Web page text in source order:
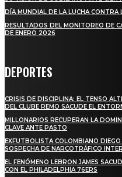
DÍA MUNDIAL DE LA LUCHA
RESULTADOS DEL MONITOREO DE
DE ENERO 2026
DEPORTES
CRISIS DE DISCIPLINA: EL TENSO
DEL CLUBE REMO SACUDE EL
MILLONARIOS RECUPERAN LA
CLAVE ANTE PASTO
EXFUTBOLISTA COLOMBIANO
SOSPECHA DE NARCOTRÁFICO
EL FENÓMENO LEBRON JAMES
CON EL PHILADELPHIA 76ERS